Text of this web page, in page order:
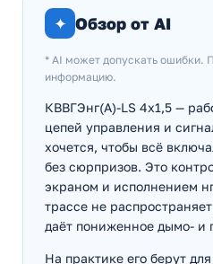
✦ Обзор от AI
* AI может допускать ошибки.
информацию.
КВВГЭнг(А)-LS 4х1,5 —
цепей управления и
хочется, чтобы всё
без сюрпризов. Это
экраном и исполнением
трассе не
даёт пониженное дымо- и
На практике его берут